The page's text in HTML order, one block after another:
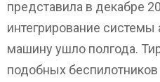
представила в декабре
интегрирование
машину ушло полгода.
подобных